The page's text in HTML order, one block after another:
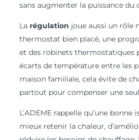
sans augmenter la puissance du
La régulation joue aussi un rôle
thermostat bien placé, une
et des robinets thermostatiques
écarts de température entre les
maison familiale, cela évite de
partout pour compenser une
L’ADEME rappelle qu’une
mieux retenir la chaleur,